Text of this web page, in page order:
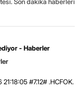
Son dakika haberleri
- Haberler
#7.12# .HCFOK.